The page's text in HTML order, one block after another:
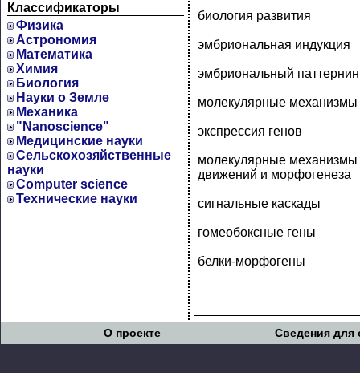
Классификаторы
Физика
Астрономия
Математика
Химия
Биология
Науки о Земле
Механика
"Nanoscience"
Медицинские науки
Сельскохозяйственные
науки
Computer science
Технические науки
биология развития
эмбриональная индукция
эмбриональный
молекулярные механизмы
экспрессия генов
молекулярные механизмы
движений и морфогенеза
сигнальные каскады
гомеобоксные гены
белки-морфогены
О проекте Сведения для